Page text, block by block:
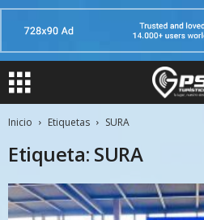
Inicio Etiquetas SURA
Etiqueta: SURA